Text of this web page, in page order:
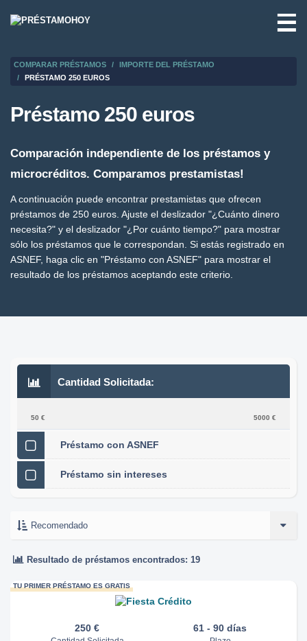
☰
COMPARAR PRÉSTAMOS
IMPORTE DEL PRÉSTAMO
PRÉSTAMO 250 EUROS
Préstamo 250 euros
Comparación independiente de los préstamos y
microcréditos. Comparamos prestamistas!
A continuación puede encontrar prestamistas que ofrecen
préstamos de 250 euros. Ajuste el deslizador "¿Cuánto dinero
necesita?" y el deslizador "¿Por cuánto tiempo?" para mostrar
sólo los préstamos que le correspondan. Si estás registrado en
ASNEF, haga clic en "Préstamo con ASNEF" para mostrar el
resultado de los préstamos aceptando este criterio.
Cantidad Solicitada:
50 € 5000 €
Préstamo con ASNEF
Préstamo sin intereses
Resultado de préstamos encontrados: 19
TU PRIMER PRÉSTAMO ES GRATIS
250 € 61 - 90 días